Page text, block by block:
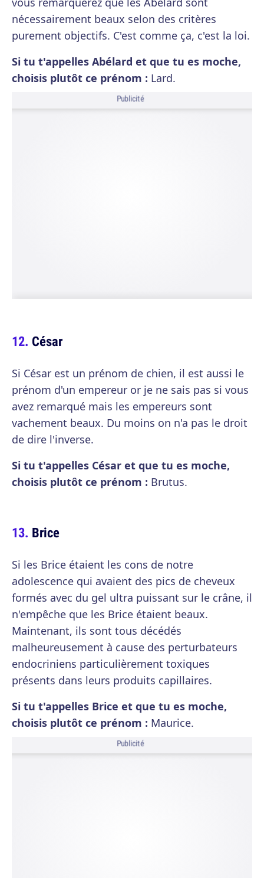
nécessairement beaux selon des critères
purement objectifs. C'est comme ça, c'est la loi.
Si tu t'appelles Abélard et que tu es moche,
choisis plutôt ce prénom : Lard.
Publicité
César
Si César est un prénom de chien, il est aussi le
prénom d'un empereur or je ne sais pas si vous
avez remarqué mais les empereurs sont
vachement beaux. Du moins on n'a pas le droit
de dire l'inverse.
Si tu t'appelles César et que tu es moche,
choisis plutôt ce prénom : Brutus.
Brice
Si les Brice étaient les cons de notre
adolescence qui avaient des pics de cheveux
formés avec du gel ultra puissant sur le crâne, il
n'empêche que les Brice étaient beaux.
Maintenant, ils sont tous décédés
malheureusement à cause des perturbateurs
endocriniens particulièrement toxiques
présents dans leurs produits capillaires.
Si tu t'appelles Brice et que tu es moche,
choisis plutôt ce prénom : Maurice.
Publicité